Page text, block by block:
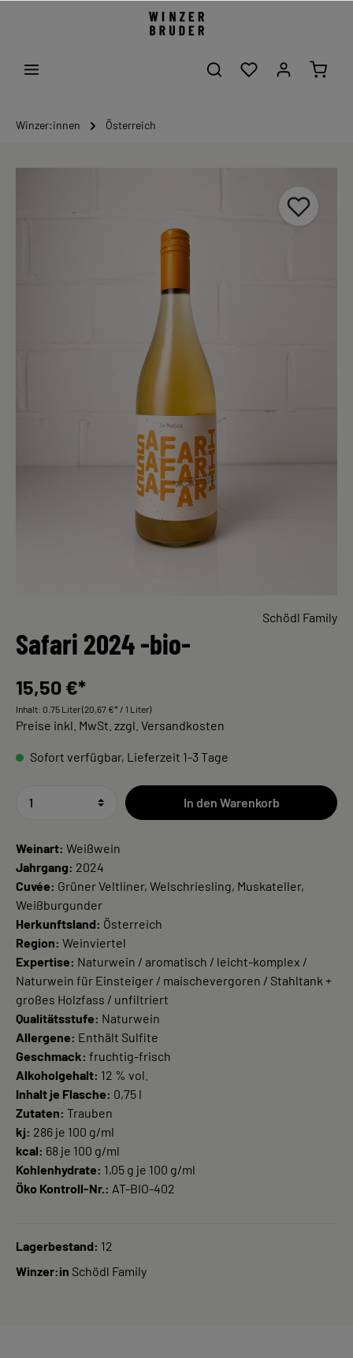
Winzer:innen Österreich
Schödl Family
Safari 2024 -bio-
15,50 €*
Inhalt: 0.75 Liter(20,67 €* / 1 Liter)
Preise inkl. MwSt. zzgl. Versandkosten
Sofort verfügbar, Lieferzeit 1-3 Tage
In den Warenkorb
Weinart: Weißwein
Jahrgang: 2024
Cuvée: Grüner Veltliner, Welschriesling, Muskateller,
Weißburgunder
Herkunftsland: Österreich
Region: Weinviertel
Expertise: Naturwein / aromatisch / leicht-komplex /
Naturwein für Einsteiger / maischevergoren / Stahltank +
großes Holzfass / unfiltriert
Qualitätsstufe: Naturwein
Allergene: Enthält Sulfite
Geschmack: fruchtig-frisch
Alkoholgehalt: 12 % vol.
Inhalt je Flasche: 0,75 l
Zutaten: Trauben
kj: 286 je 100 g/ml
kcal: 68 je 100 g/ml
Kohlenhydrate: 1,05 g je 100 g/ml
Öko Kontroll-Nr.: AT-BIO-402
Lagerbestand: 12
Winzer:in Schödl Family